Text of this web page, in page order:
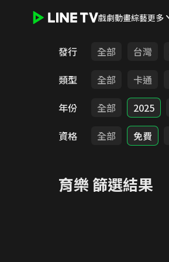
戲劇動畫綜藝更多
發行 全部 台灣
類型
全部 卡通
年份
全部 2025
資格
全部 免費
育樂 篩選結果